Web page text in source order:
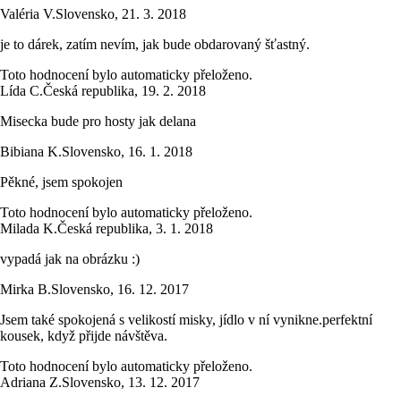
Valéria V.Slovensko, 21. 3. 2018
je to dárek, zatím nevím, jak bude obdarovaný šťastný.
Toto hodnocení bylo automaticky přeloženo.
Lída C.Česká republika, 19. 2. 2018
Misecka bude pro hosty jak delana
Bibiana K.Slovensko, 16. 1. 2018
Pěkné, jsem spokojen
Toto hodnocení bylo automaticky přeloženo.
Milada K.Česká republika, 3. 1. 2018
vypadá jak na obrázku :)
Mirka B.Slovensko, 16. 12. 2017
Jsem také spokojená s velikostí misky, jídlo v ní vynikne.perfektní
kousek, když přijde návštěva.
Toto hodnocení bylo automaticky přeloženo.
Adriana Z.Slovensko, 13. 12. 2017